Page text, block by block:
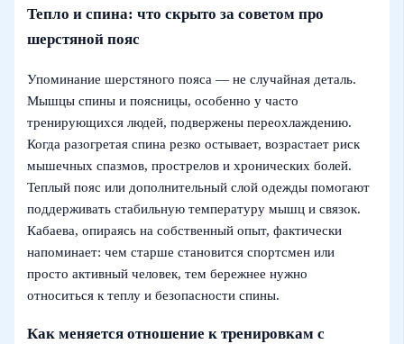
Тепло и спина: что скрыто за советом про
шерстяной пояс
Упоминание шерстяного пояса — не случайная деталь.
Мышцы спины и поясницы, особенно у часто
тренирующихся людей, подвержены переохлаждению.
Когда разогретая спина резко остывает, возрастает риск
мышечных спазмов, прострелов и хронических болей.
Теплый пояс или дополнительный слой одежды помогают
поддерживать стабильную температуру мышц и связок.
Кабаева, опираясь на собственный опыт, фактически
напоминает: чем старше становится спортсмен или
просто активный человек, тем бережнее нужно
относиться к теплу и безопасности спины.
Как меняется отношение к тренировкам с